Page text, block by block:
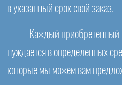
в указанный срок свой заказ.
Каждый приобретенный
нуждается в определенных
которые мы можем вам